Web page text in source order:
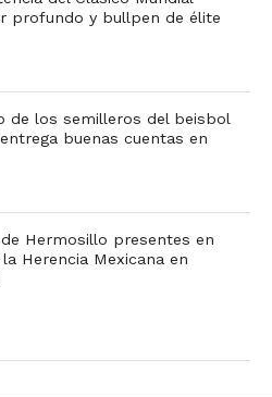
profundo y bullpen de élite
de los semilleros del beisbol
buenas cuentas en
Hermosillo presentes en
Herencia Mexicana en